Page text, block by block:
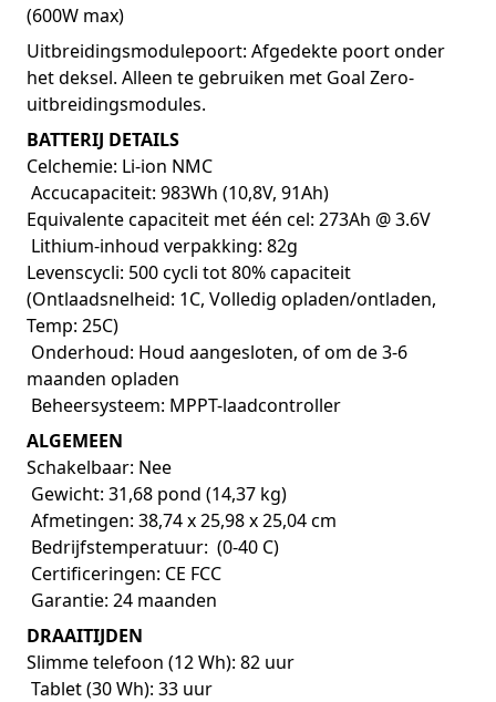
(600W max)
Uitbreidingsmodulepoort: Afgedekte poort onder
het deksel. Alleen te gebruiken met Goal Zero-
uitbreidingsmodules.
BATTERIJ DETAILS
Celchemie: Li-ion NMC
Accucapaciteit: 983Wh (10,8V, 91Ah)
Equivalente capaciteit met één cel: 273Ah @ 3.6V
Lithium-inhoud verpakking: 82g
Levenscycli: 500 cycli tot 80% capaciteit
(Ontlaadsnelheid: 1C, Volledig opladen/ontladen,
Temp: 25C)
Onderhoud: Houd aangesloten, of om de 3-6
maanden opladen
Beheersysteem: MPPT-laadcontroller
ALGEMEEN
Schakelbaar: Nee
Gewicht: 31,68 pond (14,37 kg)
Afmetingen: 38,74 x 25,98 x 25,04 cm
Bedrijfstemperatuur: (0-40 C)
Certificeringen: CE FCC
Garantie: 24 maanden
DRAAITIJDEN
Slimme telefoon (12 Wh): 82 uur
Tablet (30 Wh): 33 uur